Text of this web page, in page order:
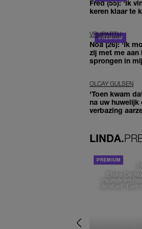
Fred (55): 'Ik
keren klaar te
VRIJPARTIJ
Noa (26): 'Ik
zij met me aan
sprongen in
OLCAY GULSEN
'Toen kwam
na uw huwelijk
verbazing
LINDA.
Elske
muziek en
de stad: 'Een